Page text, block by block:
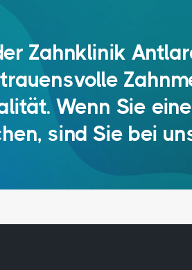
Zahnklinik
Wenn Sie
sind Sie bei